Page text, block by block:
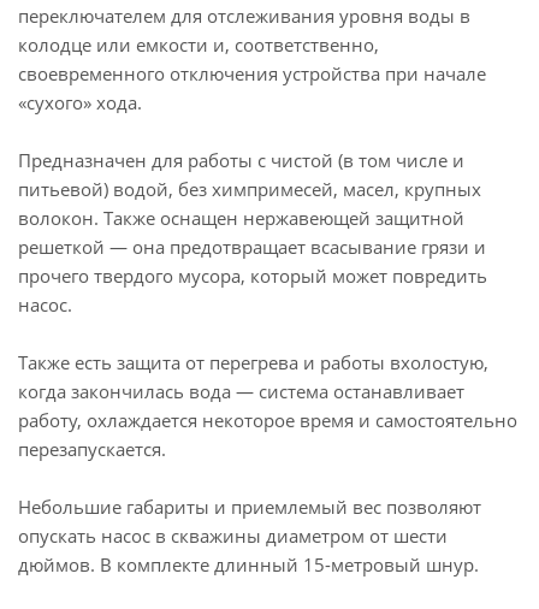
переключателем для отслеживания уровня воды в
колодце или емкости и, соответственно,
своевременного отключения устройства при начале
«сухого» хода.
Предназначен для работы с чистой (в том числе и
питьевой) водой, без химпримесей, масел, крупных
волокон. Также оснащен нержавеющей защитной
решеткой — она предотвращает всасывание грязи и
прочего твердого мусора, который может повредить
насос.
Также есть защита от перегрева и работы вхолостую,
когда закончилась вода — система останавливает
работу, охлаждается некоторое время и самостоятельно
перезапускается.
Небольшие габариты и приемлемый вес позволяют
опускать насос в скважины диаметром от шести
дюймов. В комплекте длинный 15-метровый шнур.